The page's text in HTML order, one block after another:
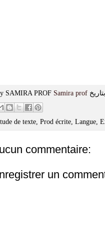
SAMIRA PROF Samira prof
de texte, Prod écrite, Langue,
commentaire:
un